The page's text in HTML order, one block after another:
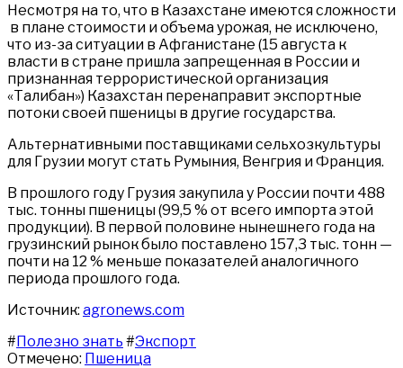
Несмотря на то, что в Казахстане имеются сложности
в плане стоимости и объема урожая, не исключено,
что из-за ситуации в Афганистане (15 августа к
власти в стране пришла запрещенная в России и
признанная террористической организация
«Талибан») Казахстан перенаправит экспортные
потоки своей пшеницы в другие государства.
Альтернативными поставщиками сельхозкультуры
для Грузии могут стать Румыния, Венгрия и Франция.
В прошлого году Грузия закупила у России почти 488
тыс. тонны пшеницы (99,5 % от всего импорта этой
продукции). В первой половине нынешнего года на
грузинский рынок было поставлено 157,3 тыс. тонн —
почти на 12 % меньше показателей аналогичного
периода прошлого года.
Источник: agronews.com
#Полезно знать #Экспорт
Отмечено: Пшеница